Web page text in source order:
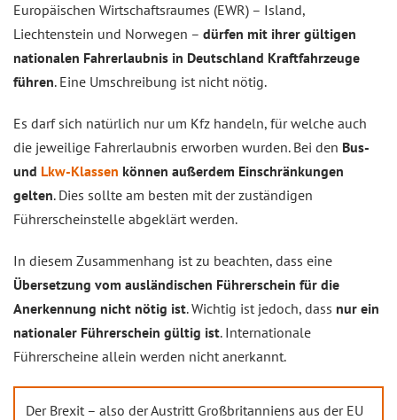
Europäischen Wirtschaftsraumes (EWR) – Island,
Liechtenstein und Norwegen – dürfen mit ihrer gültigen
nationalen Fahrerlaubnis in Deutschland Kraftfahrzeuge
führen. Eine Umschreibung ist nicht nötig.
Es darf sich natürlich nur um Kfz handeln, für welche auch
die jeweilige Fahrerlaubnis erworben wurden. Bei den Bus-
und Lkw-Klassen können außerdem Einschränkungen
gelten. Dies sollte am besten mit der zuständigen
Führerscheinstelle abgeklärt werden.
In diesem Zusammenhang ist zu beachten, dass eine
Übersetzung vom ausländischen Führerschein für die
Anerkennung nicht nötig ist. Wichtig ist jedoch, dass nur ein
nationaler Führerschein gültig ist. Internationale
Führerscheine allein werden nicht anerkannt.
Der Brexit – also der Austritt Großbritanniens aus der EU